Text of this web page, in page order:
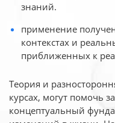
знаний.
применение
контекстах и
приближенных к
Теория и
курсах, могут помочь
концептуальный